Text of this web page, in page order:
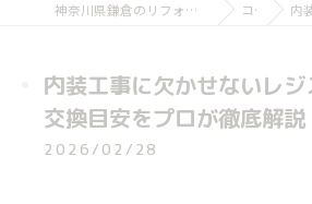
神奈川県鎌倉のリフォームならりふぉ～む本舗 湘南鎌倉店 コラム 内装工
内装工事に欠かせないレ
交換目安をプロが徹底解説
2026/02/28